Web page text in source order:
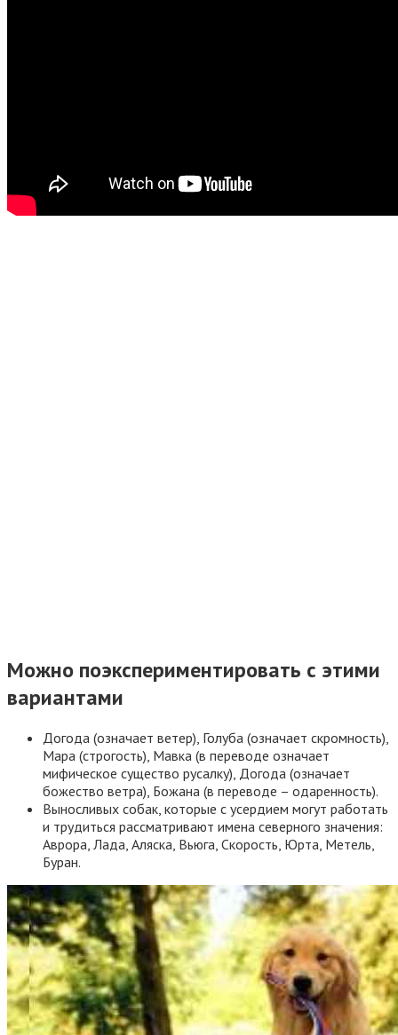
Можно поэкспериментировать с этими
вариантами
Догода (означает ветер), Голуба (означает скромность),
Мара (строгость), Мавка (в переводе означает
мифическое существо русалку), Догода (означает
божество ветра), Божана (в переводе – одаренность).
Выносливых собак, которые с усердием могут работать
и трудиться рассматривают имена северного значения:
Аврора, Лада, Аляска, Вьюга, Скорость, Юрта, Метель,
Буран.